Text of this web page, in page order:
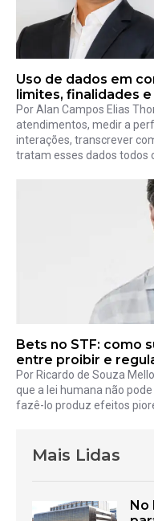
Uso de dados em
limites, finalidades
Por Alan Campos Elias
atendimentos, medir a
interações, transcrever
tratam esses dados todos
Bets no STF: como
entre proibir e
Por Ricardo de Souza
que a lei humana não
fazê-lo produz efeitos
Mais Lidas
No